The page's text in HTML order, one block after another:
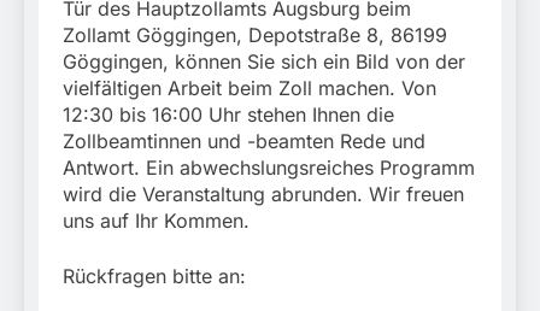
Tür des Hauptzollamts Augsburg beim
Zollamt Göggingen, Depotstraße 8, 86199
Göggingen, können Sie sich ein Bild von der
vielfältigen Arbeit beim Zoll machen. Von
12:30 bis 16:00 Uhr stehen Ihnen die
Zollbeamtinnen und -beamten Rede und
Antwort. Ein abwechslungsreiches Programm
wird die Veranstaltung abrunden. Wir freuen
uns auf Ihr Kommen.
Rückfragen bitte an: